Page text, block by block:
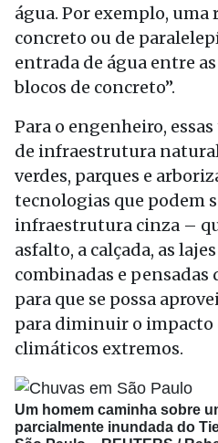
água. Por exemplo, uma
concreto ou de
entrada de água entre
blocos de concreto”.
Para o engenheiro,
de infraestrutura
verdes, parques e
tecnologias que podem
infraestrutura cinza –
asfalto, a calçada, as
combinadas e pensadas
para que se possa
para diminuir o impacto
climáticos extremos.
Um homem caminha sobre
parcialmente inundada do